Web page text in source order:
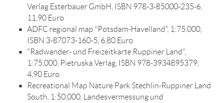
Verlag Esterbauer GmbH, ISBN 978-3-85000-235-6,
11,90 Euro
ADFC regional map "Potsdam-Havelland", 1:75.000,
ISBN 3-87073-160-5, 6,80 Euro
"Radwander- und Freizeitkarte Ruppiner Land",
1:75.000, Pietruska Verlag, ISBN 978-3934895379,
4,90 Euro
Recreational Map Nature Park Stechlin-Ruppiner Land
South, 1:50.000, Landesvermessung und